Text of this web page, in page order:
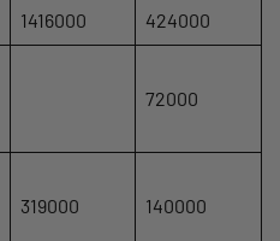
1416000 424000
72000
319000 140000